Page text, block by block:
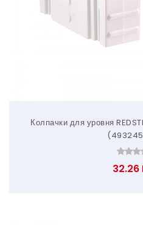
Колпачки для уровня
32.26